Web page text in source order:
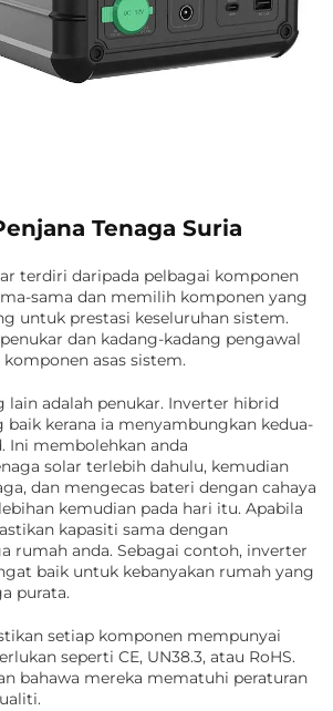
Tenaga Suria
terdiri daripada pelbagai komponen
sama dan memilih komponen yang
untuk prestasi keseluruhan sistem.
dan kadang-kadang pengawal
asas sistem.
lain adalah penukar. Inverter hibrid
baik kerana ia menyambungkan kedua-
Ini membolehkan anda
solar terlebih dahulu, kemudian
dan mengecas bateri dengan cahaya
kemudian pada hari itu. Apabila
kapasiti sama dengan
rumah anda. Sebagai contoh, inverter
baik untuk kebanyakan rumah yang
purata.
setiap komponen mempunyai
seperti CE, UN38.3, atau RoHS.
bahawa mereka mematuhi peraturan